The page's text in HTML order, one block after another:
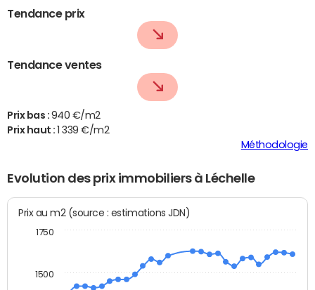
Tendance prix
Tendance ventes
Prix bas : 940 €/m2
Prix haut :
1 339 €/m2
Méthodologie
Evolution des prix immobiliers à Léchelle
Prix au m2 (source : estimations JDN)
1500
1750